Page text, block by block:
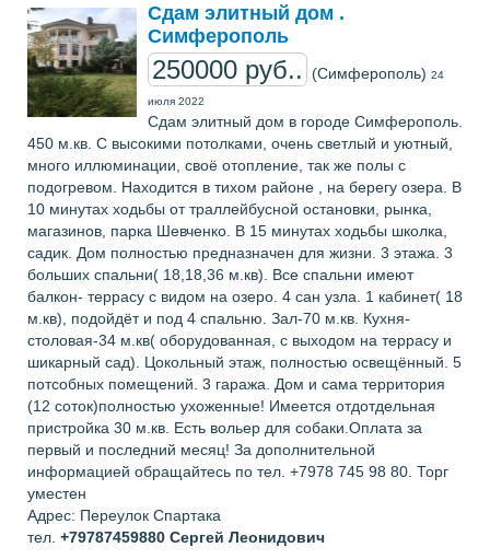
Сдам элитный дом .
Симферополь
250000 руб.. (Симферополь) 24
июля 2022
Сдам элитный дом в городе Симферополь.
450 м.кв. С высокими потолками, очень светлый и уютный,
много иллюминации, своё отопление, так же полы с
подогревом. Находится в тихом районе , на берегу озера. В
10 минутах ходьбы от траллейбусной остановки, рынка,
магазинов, парка Шевченко. В 15 минутах ходьбы школка,
садик. Дом полностью предназначен для жизни. 3 этажа. 3
больших спальни( 18,18,36 м.кв). Все спальни имеют
балкон- террасу с видом на озеро. 4 сан узла. 1 кабинет( 18
м.кв), подойдёт и под 4 спальню. Зал-70 м.кв. Кухня-
столовая-34 м.кв( оборудованная, с выходом на террасу и
шикарный сад). Цокольный этаж, полностью освещённый. 5
потсобных помещений. 3 гаража. Дом и сама территория
(12 соток)полностью ухоженные! Имеется отдотдельная
пристройка 30 м.кв. Есть вольер для собаки.Оплата за
первый и последний месяц! За дополнительной
информацией обращайтесь по тел. +7978 745 98 80. Торг
уместен
Адрес: Переулок Спартака
тел. +79787459880 Сергей Леонидович